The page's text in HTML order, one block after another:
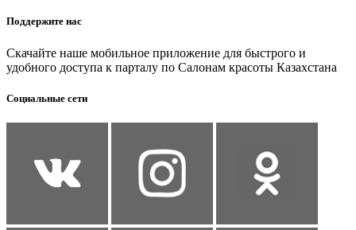
Поддержите нас
Скачайте наше мобильное приложение для быстрого и
удобного доступа к парталу по Салонам красоты Казахстана
Социальные сети